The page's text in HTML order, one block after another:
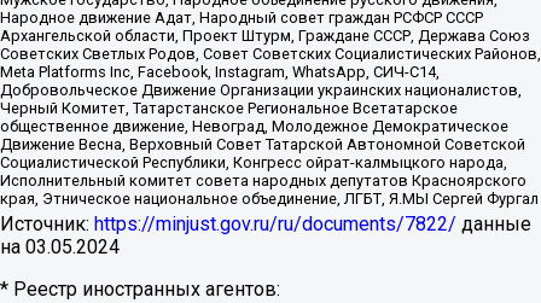
Народное движение Адат, Народный совет граждан РСФСР СССР
Архангельской области, Проект Штурм, Граждане СССР, Держава Союз
Советских Светлых Родов, Совет Советских Социалистических Районов,
Meta Platforms Inc, Facebook, Instagram, WhatsApp, СИЧ-С14,
Добровольческое Движение Организации украинских националистов,
Черный Комитет, Татарстанское Региональное Всетатарское
общественное движение, Невоград, Молодежное Демократическое
Движение Весна, Верховный Совет Татарской Автономной Советской
Социалистической Республики, Конгресс ойрат-калмыцкого народа,
Исполнительный комитет совета народных депутатов Красноярского
края, Этническое национальное объединение, ЛГБТ, Я.МЫ Сергей Фургал
Источник: https://minjust.gov.ru/ru/documents/7822/ данные
на 03.05.2024
* Реестр иностранных агентов: